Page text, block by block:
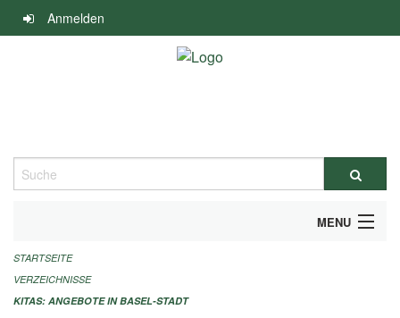
Navigation
überspringen
Anmelden
Suche
MENU
ALLGEMEINE INFORMATIONEN
IMPRESSUM
STARTSEITE
VERZEICHNISSE
KITAS: ANGEBOTE IN BASEL-STADT